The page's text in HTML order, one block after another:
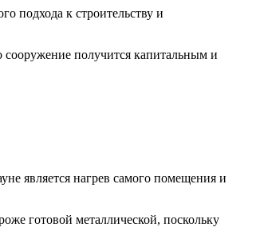
подхода к строительству и
сооружение получится капитальным и
является нагрев самого помещения и
готовой металлической, поскольку